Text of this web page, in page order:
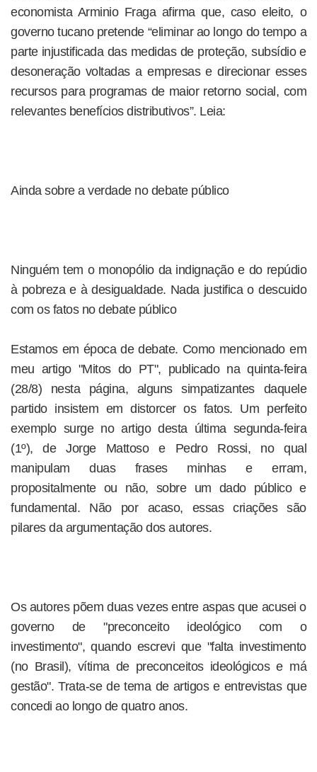
economista Arminio Fraga afirma que, caso eleito, o
governo tucano pretende “eliminar ao longo do tempo a
parte injustificada das medidas de proteção, subsídio e
desoneração voltadas a empresas e direcionar esses
recursos para programas de maior retorno social, com
relevantes benefícios distributivos”. Leia:
Ainda sobre a verdade no debate público
Ninguém tem o monopólio da indignação e do repúdio
à pobreza e à desigualdade. Nada justifica o descuido
com os fatos no debate público
Estamos em época de debate. Como mencionado em
meu artigo "Mitos do PT", publicado na quinta-feira
(28/8) nesta página, alguns simpatizantes daquele
partido insistem em distorcer os fatos. Um perfeito
exemplo surge no artigo desta última segunda-feira
(1º), de Jorge Mattoso e Pedro Rossi, no qual
manipulam duas frases minhas e erram,
propositalmente ou não, sobre um dado público e
fundamental. Não por acaso, essas criações são
pilares da argumentação dos autores.
Os autores põem duas vezes entre aspas que acusei o
governo de "preconceito ideológico com o
investimento", quando escrevi que "falta investimento
(no Brasil), vítima de preconceitos ideológicos e má
gestão". Trata-se de tema de artigos e entrevistas que
concedi ao longo de quatro anos.